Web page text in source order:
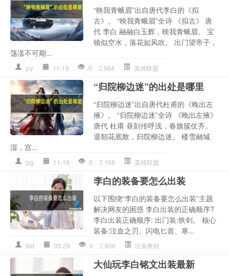
“映我青蛾眉”出自唐代李白的《拟
古》。 “映我青蛾眉”全诗 《拟古》 唐
代 李白 融融白玉辉，映我青蛾眉。 宝
镜似空水，落花如风吹。 出门望帝子，
荡漾不可期...
jzy 11-19 0 984 英雄联盟
“归院柳边迷”的出处是哪里
“归院柳边迷”出自唐代杜甫的《晚出左
掖》。 “归院柳边迷”全诗 《晚出左掖》
唐代 杜甫 昼刻传呼浅，春旗簇仗齐。
退朝花底散，归院柳边迷。 楼雪融城
湿，宫...
jzg 11-19 0 158 英雄联盟
李白的装备要怎么出装
以下围绕“李白的装备要怎么出装”主题
解决网友的困惑 李白出装的正确顺序?
李白出装正确顺序: 出门装:铁剑。 核心
装备:泣血之刃、闪电匕首、寒...
lbd 03-29 0 806 出装教程
大仙玩李白铭文出装最新